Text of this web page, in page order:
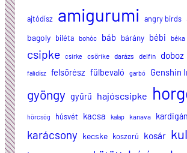
ajtódísz amigurumi angry birds
bagoly biléta bohóc báb bárány bébi béka
csipke csirke csőrike darázs delfin doboz
falidísz felsőrész fülbevaló garbó Genshin
gyöngy gyűrű hajóscsipke
hörcsög húsvét kacsa kalap kanava kardigán
karácsony kecske koszorú kosár